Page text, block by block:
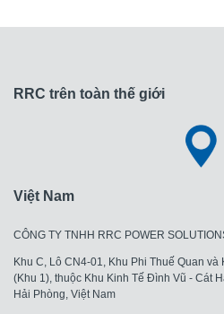
RRC trên toàn thế giới
Việt Nam
CÔNG TY TNHH RRC POWER
Khu C, Lô CN4-01, Khu Phi Thuế Quan
(Khu 1), thuộc Khu Kinh Tế Đình Vũ - Cát
Hải Phòng, Việt Nam